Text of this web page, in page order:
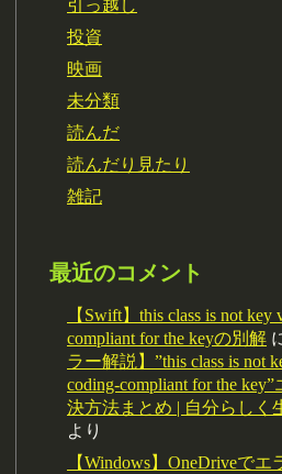
引っ越し
投資
映画
未分類
読んだ
読んだり見たり
雑記
最近のコメント
【Swift】this class is not key
compliant for the keyの別解
ラー解説】”this class is not
coding-compliant for the
決方法まとめ | 自分らしく
より
【Windows】OneDriveでエ